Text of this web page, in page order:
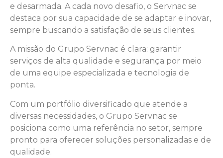
e desarmada. A cada novo desafio, o Servnac se
destaca por sua capacidade de se adaptar e inovar,
sempre buscando a satisfação de seus clientes.
A missão do Grupo Servnac é clara: garantir
serviços de alta qualidade e segurança por meio
de uma equipe especializada e tecnologia de
ponta.
Com um portfólio diversificado que atende a
diversas necessidades, o Grupo Servnac se
posiciona como uma referência no setor, sempre
pronto para oferecer soluções personalizadas e de
qualidade.